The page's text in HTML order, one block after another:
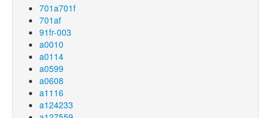
701a701f
701af
91fr-003
a0010
a0114
a0599
a0608
a1116
a124233